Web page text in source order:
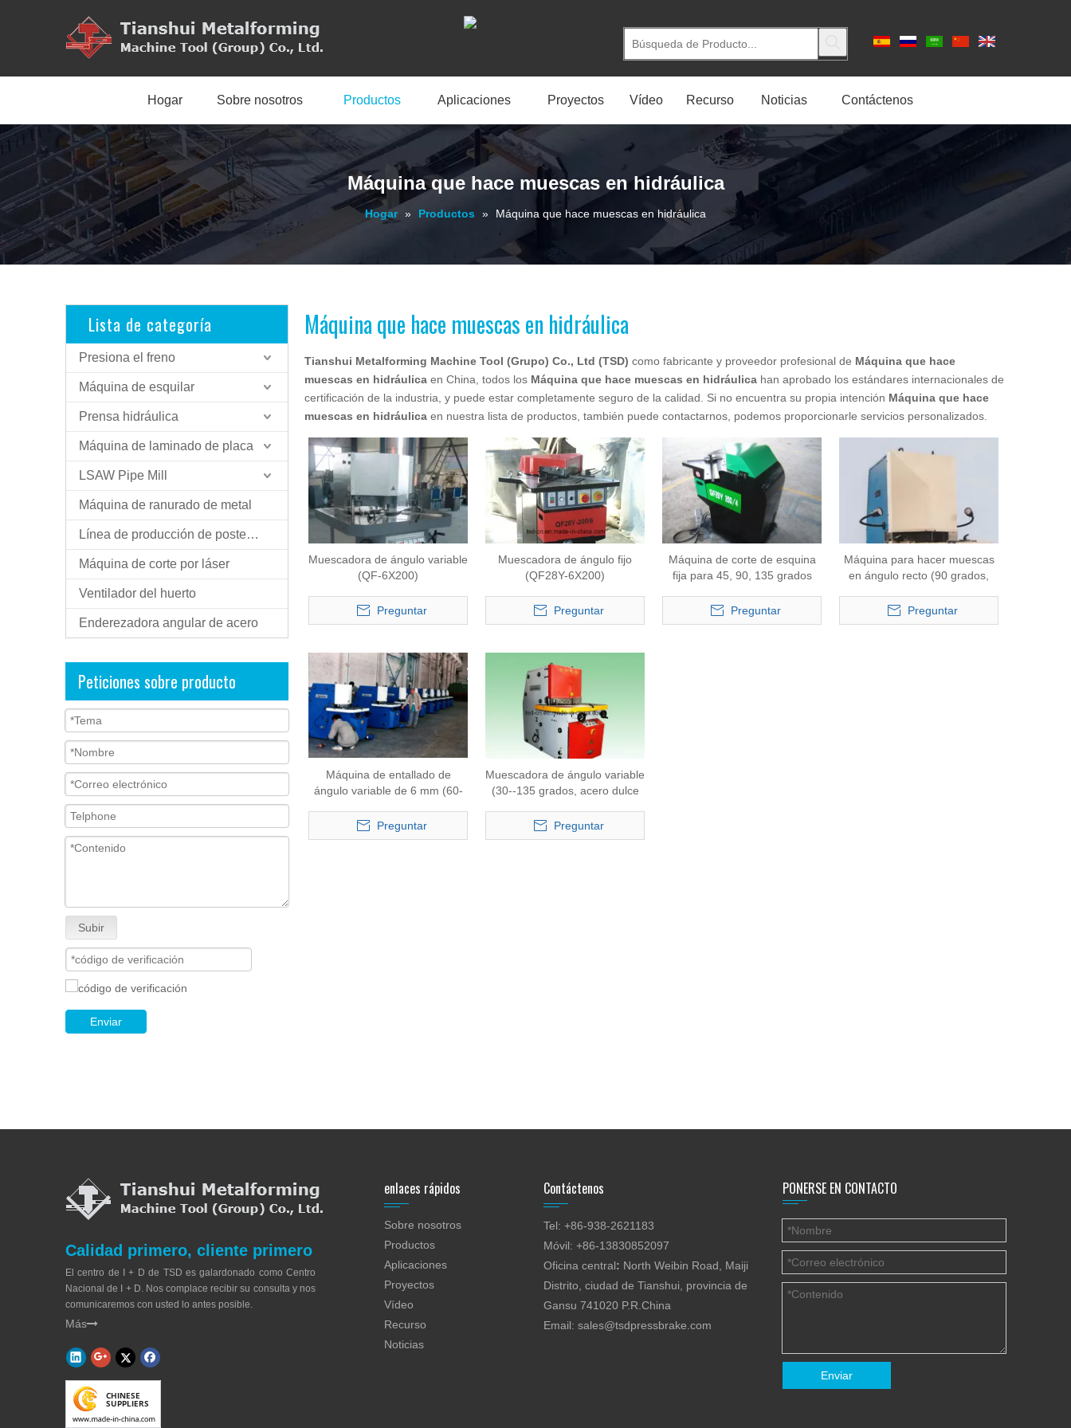
Hogar Sobre nosotros Productos Aplicaciones Proyectos Vídeo Recurso Noticias Contáctenos
Máquina que hace muescas en hidráulica
Hogar » Productos » Máquina que hace muescas en hidráulica
Lista de categoría
Presiona el freno
Máquina de esquilar
Prensa hidráulica
Máquina de laminado de placa
LSAW Pipe Mill
Máquina de ranurado de metal
Línea de producción de postes ligeros
Máquina de corte por láser
Ventilador del huerto
Enderezadora angular de acero
Peticiones sobre producto
Subir
Enviar
Máquina que hace muescas en hidráulica
Tianshui Metalforming Machine Tool (Grupo) Co., Ltd (TSD) como fabricante y proveedor profesional de Máquina que hace
muescas en hidráulica en China, todos los Máquina que hace muescas en hidráulica han aprobado los estándares internacionales de
certificación de la industria, y puede estar completamente seguro de la calidad. Si no encuentra su propia intención Máquina que hace
muescas en hidráulica en nuestra lista de productos, también puede contactarnos, podemos proporcionarle servicios personalizados.
Muescadora de ángulo variable
(QF-6X200)
Preguntar
Muescadora de ángulo fijo
(QF28Y-6X200)
Preguntar
Máquina de corte de esquina
fija para 45, 90, 135 grados
Preguntar
Máquina para hacer muescas
en ángulo recto (90 grados,
Preguntar
Máquina de entallado de
ángulo variable de 6 mm (60-
Preguntar
Muescadora de ángulo variable
(30--135 grados, acero dulce
Preguntar
Calidad primero, cliente primero
El centro de I + D de TSD es galardonado como Centro
Nacional de I + D. Nos complace recibir su consulta y nos
comunicaremos con usted lo antes posible.
Más
enlaces rápidos
Sobre nosotros
Productos
Aplicaciones
Proyectos
Vídeo
Recurso
Noticias
Contáctenos
Tel: +86-938-2621183
Móvil: +86-13830852097
Oficina central: North Weibin Road, Maiji
Distrito, ciudad de Tianshui, provincia de
Gansu 741020 P.R.China
Email: sales@tsdpressbrake.com
PONERSE EN CONTACTO
Enviar